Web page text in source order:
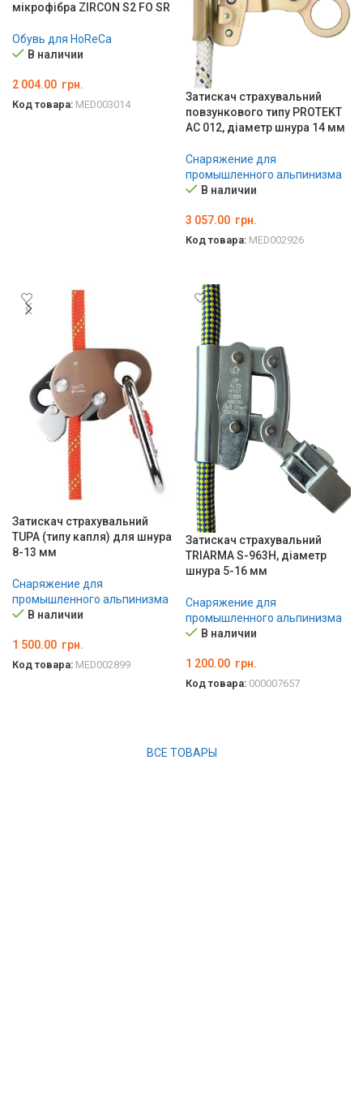
мікрофібра ZIRCON S2 FO SR
Обувь для HoReCa
В наличии
2 004.00 грн.
Код товара: MED003014
Затискач страхувальний
повзункового типу PROTEKT
AC 012, діаметр шнура 14 мм
Снаряжение для
промышленного альпинизма
В наличии
3 057.00 грн.
Код товара: MED002926
Затискач страхувальний
TUPA (типу капля) для шнура
8-13 мм
Снаряжение для
промышленного альпинизма
В наличии
1 500.00 грн.
Код товара: MED002899
Затискач страхувальний
TRIARMA S-963H, діаметр
шнура 5-16 мм
Снаряжение для
промышленного альпинизма
В наличии
1 200.00 грн.
Код товара: 000007657
ВСЕ ТОВАРЫ